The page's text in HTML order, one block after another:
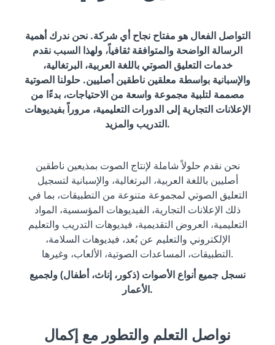
التواصل الفعال هو مفتاح نجاح أي شركة. نحن ندرك أهمية
الرسالة الواضحة والمتوافقة ثقافياً، ولهذا السبب نقدم
خدمات التعليق الصوتي باللغة العربية، البرتغالية،
والإسبانية بواسطة معلقين ناطقين أصليين. حلولنا الصوتية
مصممة لتلبية مجموعة واسعة من الاحتياجات، بدءًا من
الإعلانات التجارية إلى الدورات التعليمية، مروراً بفيديوهات
التدريب والمزيد.
نحن نقدم حلولاً شاملة لإنتاج الصوت بمذيعين ناطقين
أصليين باللغة العربية، البرتغالية، والإسبانية لتسجيل
التعليق الصوتي لمجموعة متنوعة من التطبيقات، بما في
ذلك الإعلانات التجارية، الفيديوهات المؤسسية، المواد
التعليمية، العروض التقديمية، فيديوهات التدريب والتعليم
الإلكتروني والتعليم عن بُعد، فيديوهات السلامة،
التطبيقات، المساعدات الصوتية، الألعاب، وغيرها.
نسجل جميع أنواع الأصوات (ذكور، إناث، أطفال) ولجميع
الأعمار.
نواصل التعلم والتطور مع إكمال